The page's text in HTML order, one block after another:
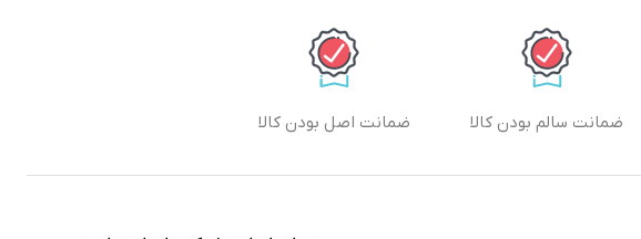
ضمانت سالم بودن کالا ضمانت اصل بودن کالا